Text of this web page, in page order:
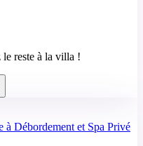
le reste à la villa !
à Débordement et Spa Privé